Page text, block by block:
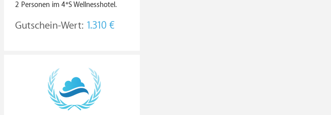
2 Personen im 4*S Wellnesshotel.
Gutschein-Wert: 1.310 €